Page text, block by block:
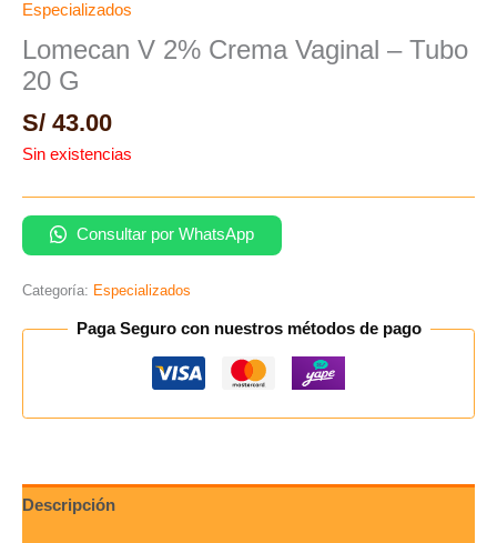
Especializados
Lomecan V 2% Crema Vaginal – Tubo
20 G
S/ 43.00
Sin existencias
Consultar por WhatsApp
Categoría: Especializados
Paga Seguro con nuestros métodos de pago
Descripción